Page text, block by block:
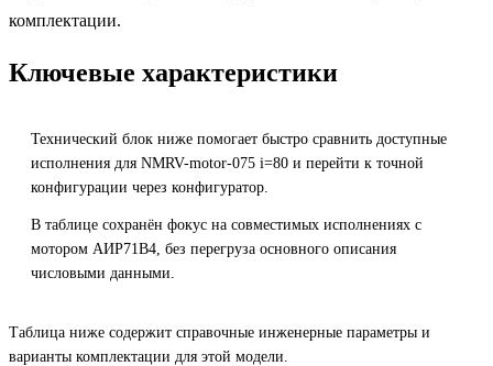
комплектации.
Ключевые характеристики
Технический блок ниже помогает быстро сравнить доступные
исполнения для NMRV-motor-075 i=80 и перейти к точной
конфигурации через конфигуратор.
В таблице сохранён фокус на совместимых исполнениях с
мотором АИР71B4, без перегруза основного описания
числовыми данными.
Таблица ниже содержит справочные инженерные параметры и
варианты комплектации для этой модели.